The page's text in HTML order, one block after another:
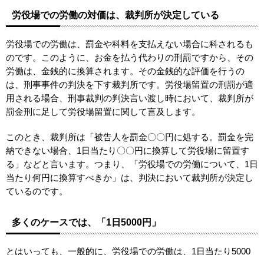
労役場での労働の対価は、裁判所が決定している
労役場での労働は、罰金や科料を支払えない場合に科されるも
のです。このように、お金を払う代わりの刑罰ですから、その
労働は、金銭的に換算されます。その金銭的な評価を行うの
は、刑事事件の判決を下す裁判所です。労役場留置の刑罰が適
用される場合、刑事裁判の判決言い渡し時において、裁判所が
罰金刑に足して労役場留置に関して言及します。
このとき、裁判所は「被告人を罰金〇〇円に処する。罰金を完
納できない場合、1日当たり〇〇円に換算して労役場に留置す
る」などと言います。つまり、「労役場での労働について、1日
当たり何円に換算すべきか」は、判決において裁判所が決定し
ているのです。
多くのケースでは、「1日5000円」
とはいっても、一般的に、労役場での労働は、1日当たり5000